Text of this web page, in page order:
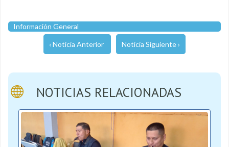
Información General
‹ Noticia Anterior Noticia Siguiente ›
NOTICIAS RELACIONADAS